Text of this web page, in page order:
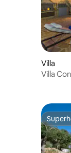
Villa
Villa